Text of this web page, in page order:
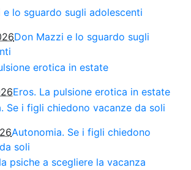
Don Mazzi e lo sguardo sugli
Eros. La pulsione erotica in estate
Autonomia. Se i figli chiedono
soli